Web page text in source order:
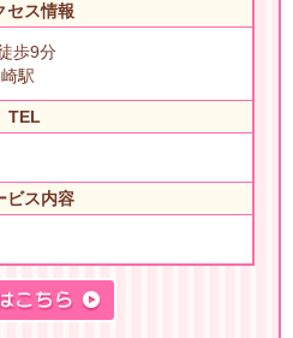
セス情報
歩9分
駅
TEL
ビス内容